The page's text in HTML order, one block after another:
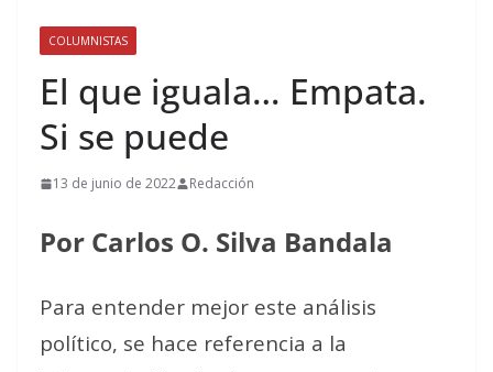
COLUMNISTAS
El que iguala… Empata.
Si se puede
13 de junio de 2022 Redacción
Por Carlos O. Silva Bandala
Para entender mejor este análisis
político, se hace referencia a la